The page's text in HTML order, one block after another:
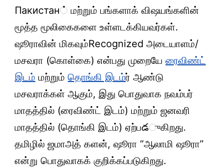
Пакистан் மற்றும் பங்களாக் விஷயங்களின்
மூத்த மூலிகைகளை உள்ளடக்கியவர்கள்.
ஷூராவின் மிகவும்Recognized அடையாளம்/
மசவரா (கொள்கை) என்பது முறையே ரைவிண்ட்
இடம் மற்றும் தொங்கி இடம்ர் ஆண்டு
மசவராக்கள் ஆகும், இது பொதுவாக நவம்பர்
மாதத்தில் (ரைவிண்ட் இடம்) மற்றும் ஜனவரி
மாதத்தில் (தொங்கி இடம்) ஏற்பడுகிறது.
தமிழில் ஜமாஅத் களன், ஷூரா “ஆலாமி ஷூரா”
என்று பொதுவாகக் குறிக்கப்படுகிறது.